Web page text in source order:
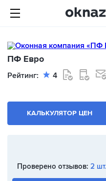
ПФ Евро
Рейтинг: 4
КАЛЬКУЛЯТОР ЦЕН
Проверено отзывов: 2 шт.